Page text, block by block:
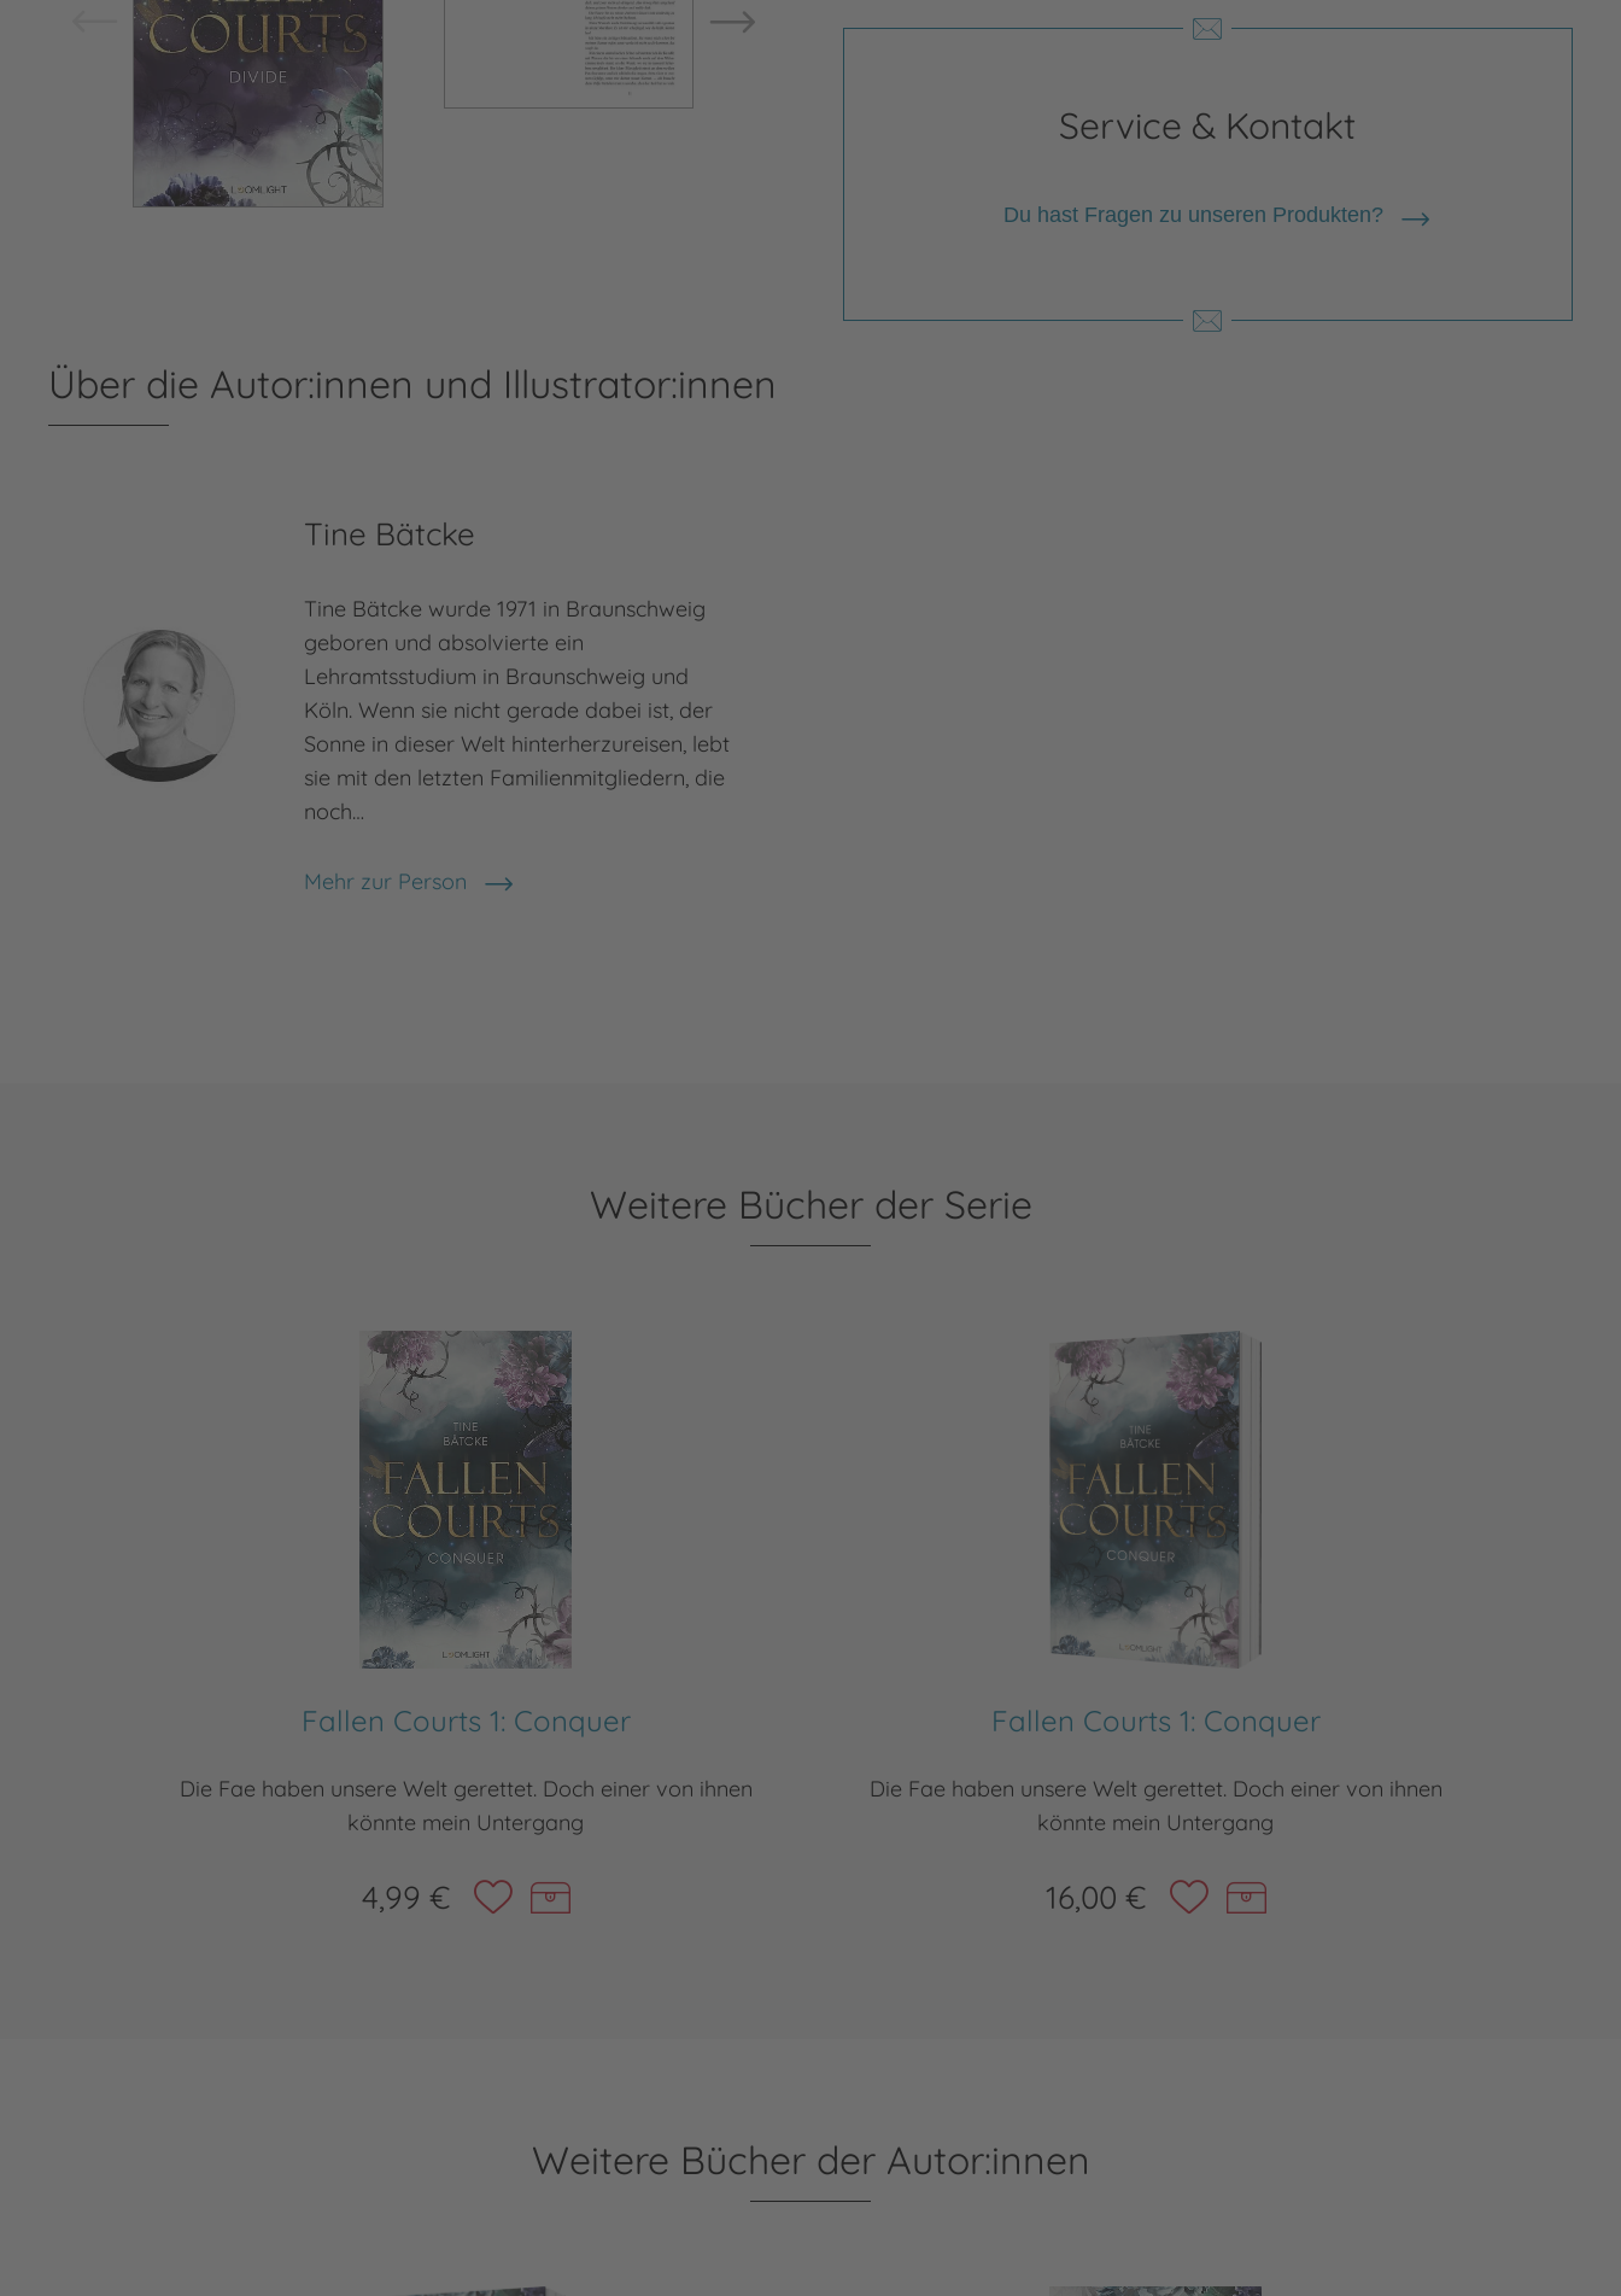
Service & Kontakt
Du hast Fragen zu unseren Produkten?
Über die Autor:innen und Illustrator:innen
Tine Bätcke
Tine Bätcke wurde 1971 in Braunschweig
geboren und absolvierte ein
Lehramtsstudium in Braunschweig und
Köln. Wenn sie nicht gerade dabei ist, der
Sonne in dieser Welt hinterherzureisen, lebt
sie mit den letzten Familienmitgliedern, die
noch…
Mehr zur Person
Tine Bätcke
Weitere Bücher der Serie
Fallen Courts 1: Conquer
Die Fae haben unsere Welt gerettet. Doch einer von ihnen
könnte mein Untergang
4,99 €
Fallen Courts 1: Conquer
Die Fae haben unsere Welt gerettet. Doch einer von ihnen
könnte mein Untergang
16,00 €
Weitere Bücher der Autor:innen